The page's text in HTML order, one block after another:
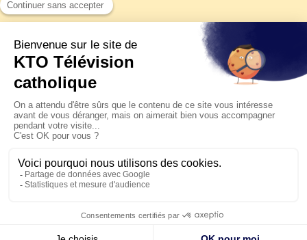
La visite pastorale du pape Léon
XIV à Assise à suivre sur KTO le
jeudi 6 août
Le pape en Uruguay, Argentine et
Pérou du 6 au 17 novembre 2026
© KTO 2026 —Contact